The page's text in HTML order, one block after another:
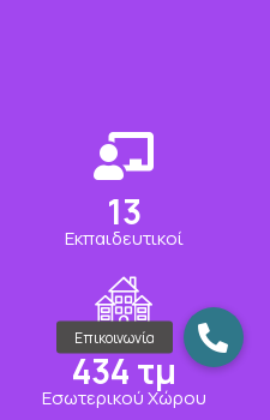
13
Εκπαιδευτικοί
457τμ
Εσωτερικού Χώρου